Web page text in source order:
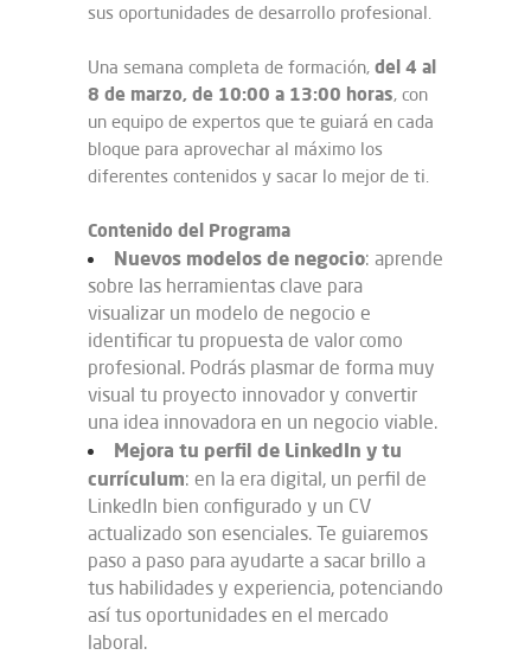
sus oportunidades de desarrollo profesional.
Una semana completa de formación, del 4 al
8 de marzo, de 10:00 a 13:00 horas, con
un equipo de expertos que te guiará en cada
bloque para aprovechar al máximo los
diferentes contenidos y sacar lo mejor de ti.
Contenido del Programa
Nuevos modelos de negocio: aprende
sobre las herramientas clave para
visualizar un modelo de negocio e
identificar tu propuesta de valor como
profesional. Podrás plasmar de forma muy
visual tu proyecto innovador y convertir
una idea innovadora en un negocio viable.
Mejora tu perfil de LinkedIn y tu
currículum: en la era digital, un perfil de
LinkedIn bien configurado y un CV
actualizado son esenciales. Te guiaremos
paso a paso para ayudarte a sacar brillo a
tus habilidades y experiencia, potenciando
así tus oportunidades en el mercado
laboral.